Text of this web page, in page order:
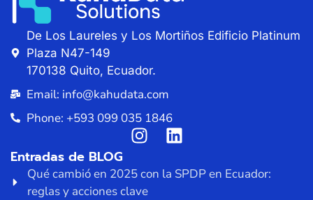
De Los Laureles y Los Mortiños Edificio Platinum
Plaza N47-149
170138 Quito, Ecuador.
Email: info@kahudata.com
Phone: +593 099 035 1846
Entradas de BLOG
Qué cambió en 2025 con la SPDP en Ecuador:
reglas y acciones clave